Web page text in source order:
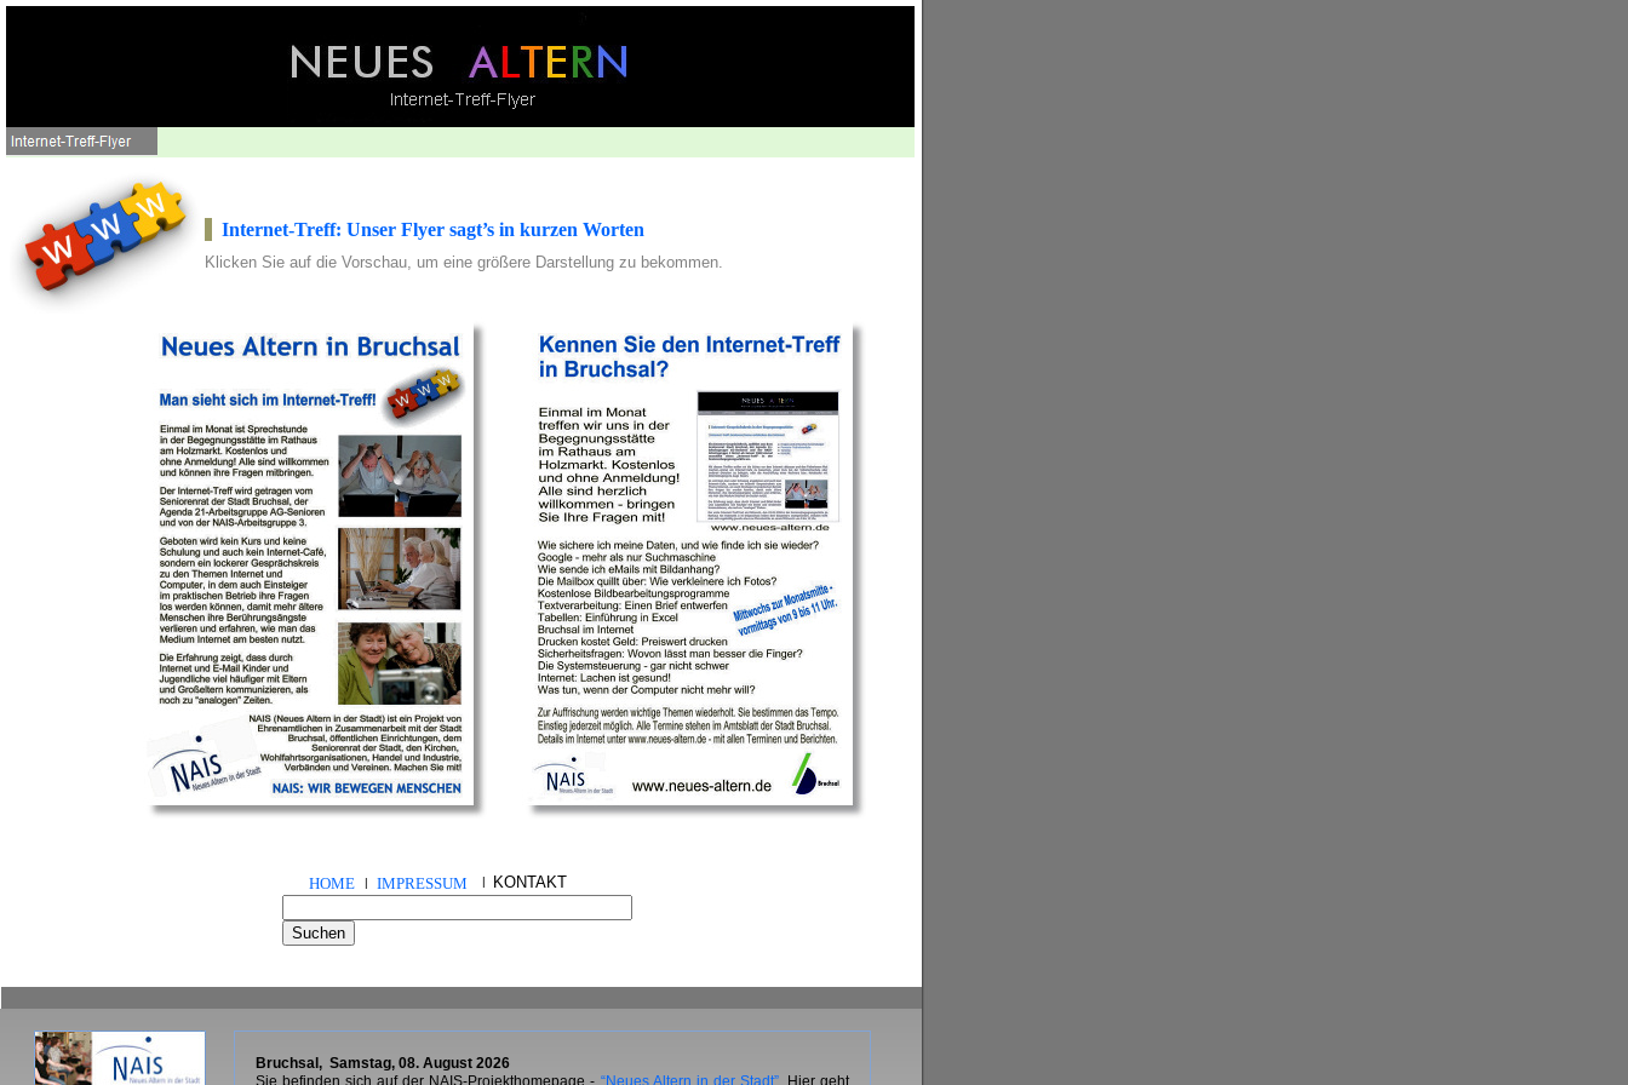
Internet-Treff: Unser Flyer sagt’s in kurzen Worten
Klicken Sie auf die Vorschau, um eine größere Darstellung zu bekommen.
HOME | IMPRESSUM | KONTAKT
Bruchsal, Samstag, 08. August 2026
Sie befinden sich auf der NAIS-Projekthomepage - “Neues Altern in der Stadt”. Hier geht